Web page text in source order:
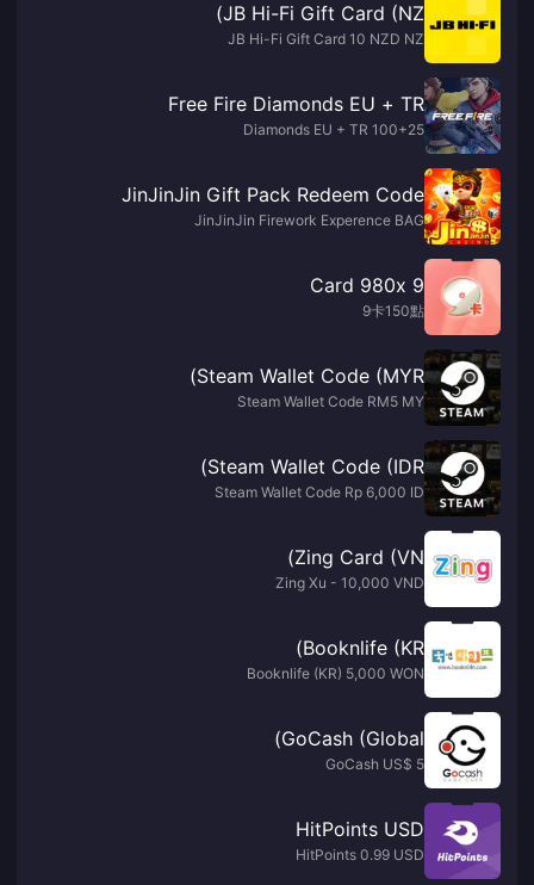
JB Hi-Fi Gift Card (NZ)
JB Hi-Fi Gift Card 10 NZD NZ
Free Fire Diamonds EU + TR
100+25 Diamonds EU + TR
JinJinJin Gift Pack Redeem Code
JinJinJin Firework Experence BAG
9 Card 980x
9卡150點
Steam Wallet Code (MYR)
Steam Wallet Code RM5 MY
Steam Wallet Code (IDR)
Steam Wallet Code Rp 6,000 ID
Zing Card (VN)
Zing Xu - 10,000 VND
Booknlife (KR)
Booknlife (KR) 5,000 WON
GoCash (Global)
GoCash US$ 5
HitPoints USD
HitPoints 0.99 USD